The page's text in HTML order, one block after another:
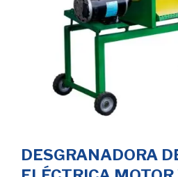
DESGRANADORA